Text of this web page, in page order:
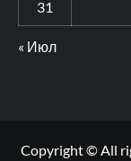
31
« Июл
Copyright © All